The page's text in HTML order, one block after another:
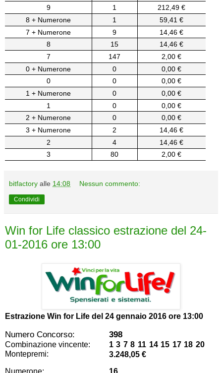
9
1
212,49 €
8 + Numerone
1
59,41 €
7 + Numerone
9
14,46 €
8
15
14,46 €
7
147
2,00 €
0 + Numerone
0
0,00 €
0
0
0,00 €
1 + Numerone
0
0,00 €
1
0
0,00 €
2 + Numerone
0
0,00 €
3 + Numerone
2
14,46 €
2
4
14,46 €
3
80 2,00 €
bitfactory alle 14:08 Nessun commento:
Condividi
Win for Life classico estrazione del 24-
01-2016 ore 13:00
Estrazione Win for Life del 24 gennaio 2016 ore 13:00
Numero Concorso: 398
Combinazione vincente:
1 3 7 8 11 14 15 17 18 20
Montepremi:
3.248,05 €
Numerone:
16